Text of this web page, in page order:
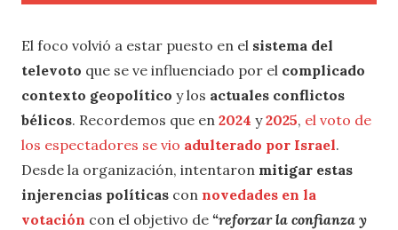
El foco volvió a estar puesto en el sistema del
televoto que se ve influenciado por el complicado
contexto geopolítico y los actuales conflictos
bélicos. Recordemos que en 2024 y2025, el voto de
los espectadores se vio adulterado por Israel.
Desde la organización, intentaron mitigar estas
injerencias políticas con novedades en la
votación con el objetivo de “reforzar la confianza y